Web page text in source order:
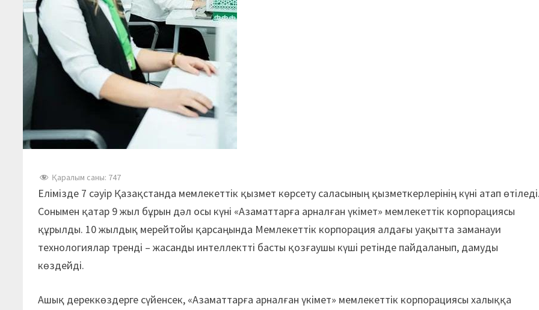
Қаралым саны: 747
Елімізде 7 сәуір Қазақстанда мемлекеттік қызмет көрсету саласының қызметкерлерінің күні атап
Сонымен қатар 9 жыл бұрын дәл осы күні «Азаматтарға арналған үкімет» мемлекеттік корпорациясы
құрылды. 10 жылдық мерейтойы қарсаңында Мемлекеттік корпорация алдағы уақытта заманауи
технологиялар тренді – жасанды интеллектті басты қозғаушы күші ретінде пайдаланып, дамуды
көздейді.
Ашық дереккөздерге сүйенсек, «Азаматтарға арналған үкімет» мемлекеттік корпорациясы халыққа